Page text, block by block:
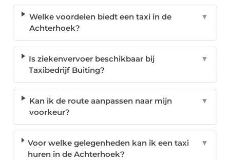
Welke voordelen biedt een taxi in de
Achterhoek?
▼
Is ziekenvervoer beschikbaar bij
Taxibedrijf Buiting?
▼
Kan ik de route aanpassen naar mijn
voorkeur?
▼
Voor welke gelegenheden kan ik een taxi
huren in de Achterhoek?
▼